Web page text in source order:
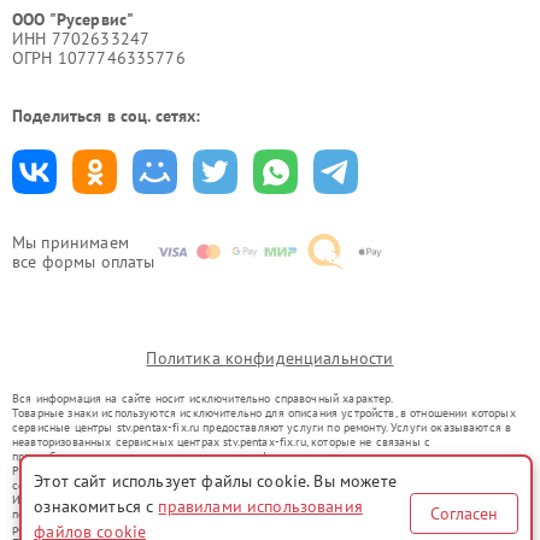
Мы принимаем
все формы оплаты
ООО "Русервис"
ИНН 7702633247
ОГРН 1077746335776
Поделиться в соц. сетях:
Политика конфиденциальности
Вся информация на сайте носит исключительно справочный характер.
Товарные знаки используются исключительно для описания устройств, в отношении которых
сервисные центры stv.pentax-fix.ru предоставляют услуги по ремонту. Услуги оказываются в
неавторизованных сервисных центрах stv.pentax-fix.ru, которые не связаны с
правообладателями товарных знаков или их официальными представителями.
Ремонт осуществляется для устройств, уже введенных в гражданский оборот в соответствии
со статьей 1487 ГК РФ.
Использование товарных знаков не преследует цели индивидуализации услуг или введения
потребителей в заблуждение, а служит для информирования о предоставляемых услугах по
ремонту техники указанных брендов.
Этот сайт использует файлы cookie. Вы можете
ознакомиться с правилами использования
файлов cookie
Согласен